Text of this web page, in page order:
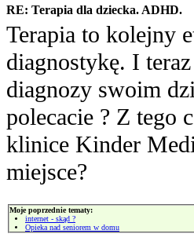
RE: Terapia dla dziecka. ADHD.
Terapia to kolejny
diagnostykę. I
diagnozy swoim
polecacie ? Z tego
klinice Kinder
miejsce?
Moje poprzednie tematy:
internet - skąd ?
Opieka nad seniorem w domu